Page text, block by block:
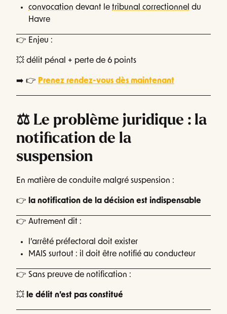
convocation devant le tribunal correctionnel du
Havre
👉 Enjeu :
💥 délit pénal + perte de 6 points
➡️ 👉 Prenez rendez-vous dès maintenant
⚖️ Le problème juridique : la
notification de la
suspension
En matière de conduite malgré suspension :
👉 la notification de la décision est indispensable
👉 Autrement dit :
l’arrêté préfectoral doit exister
MAIS surtout : il doit être notifié au conducteur
👉 Sans preuve de notification :
💥 le délit n’est pas constitué